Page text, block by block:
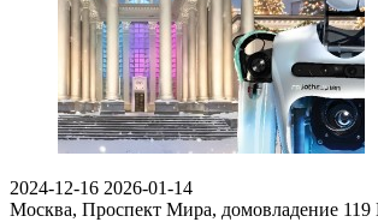
2024-12-16 2026-01-14
Москва, Проспект Мира, домовладение 119